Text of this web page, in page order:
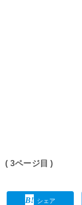
( 3ページ目 )
シェア